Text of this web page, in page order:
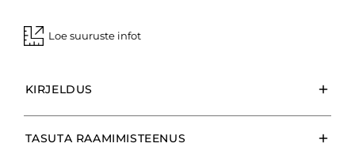
Loe suuruste infot
KIRJELDUS
TASUTA RAAMIMISTEENUS